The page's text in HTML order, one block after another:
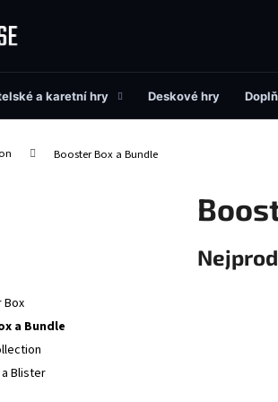
a karetní hry Deskové hry
Booster Box a Bundle
Box
a Bundle
Blister
Co